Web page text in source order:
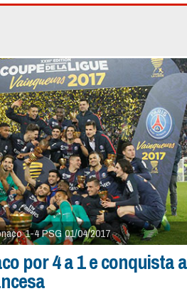
1-4 PSG 01/04/2017
por 4 a 1 e conquista a